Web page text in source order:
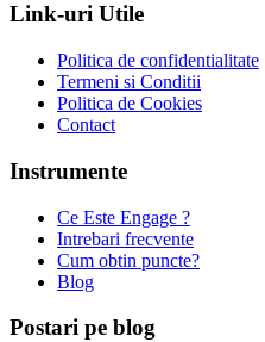
Link-uri Utile
Politica de confidentialitate
Termeni si Conditii
Politica de Cookies
Contact
Instrumente
Ce Este Engage ?
Intrebari frecvente
Cum obtin puncte?
Blog
Postari pe blog